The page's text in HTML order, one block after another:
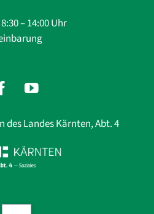
– 14:00 Uhr
des Landes Kärnten, Abt. 4